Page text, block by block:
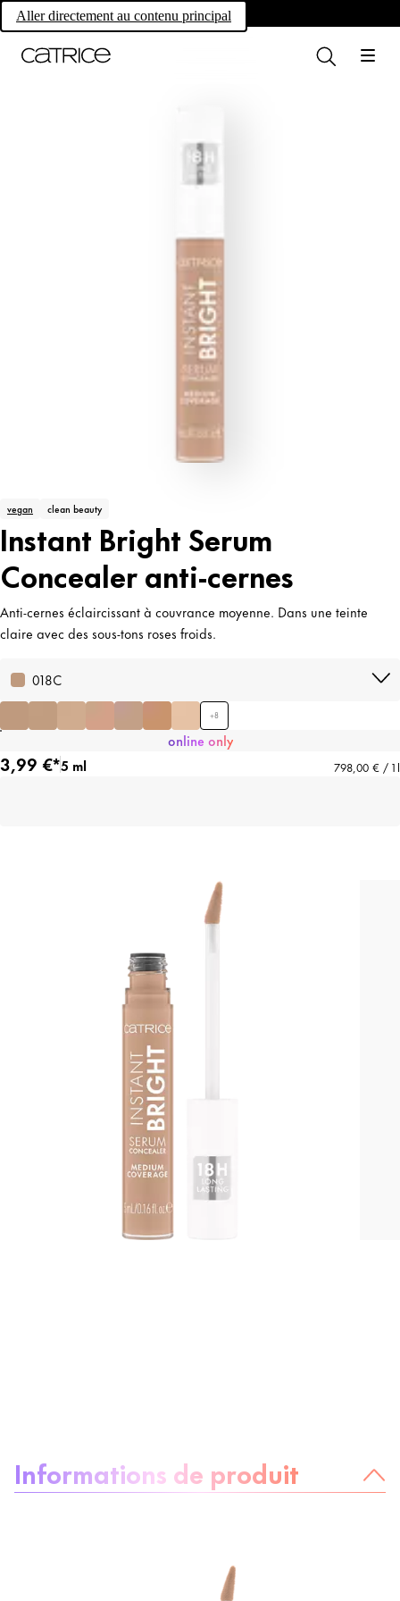
Aller directement au contenu principal
Own your magic.
vegan clean beauty
Instant Bright Serum
Concealer anti-cernes
Anti-cernes éclaircissant à couvrance moyenne. Dans une teinte
claire avec des sous-tons roses froids.
018C
+8
online only
3,99 €*5 ml 798,00 € / 1 l
Informations de produit